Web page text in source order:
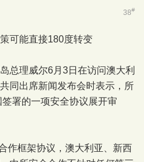
38#
可能直接180度转变
总理威尔6月3日在访问澳大利
同出席新闻发布会时表示，所
署的一项安全协议展开审
作框架协议，澳大利亚、新西